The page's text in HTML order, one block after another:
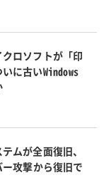
ロソフトが「印
に古いWindows
ムが全面復旧、
攻撃から復旧で